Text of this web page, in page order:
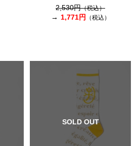
2,530円（税込）
1,771円 （税込）
SOLD OUT